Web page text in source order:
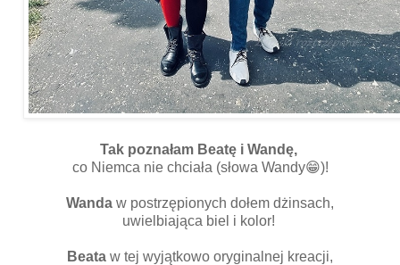
Tak poznałam Beatę i Wandę,
co Niemca nie chciała (słowa Wandy😁)!
Wanda w postrzępionych dołem dżinsach,
uwielbiająca biel i kolor!
Beata w tej wyjątkowo oryginalnej kreacji,